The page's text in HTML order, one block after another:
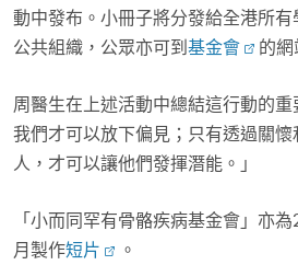
動中發布。小冊子將分發給全港所
公共組織，公眾亦可到 基金會 的網
周醫生在上述活動中總結這行動的重
我們才可以放下偏見；只有透過關
人，才可以讓他們發揮潛能。」
「小而同罕有骨骼疾病基金會」亦
月製作短片 。